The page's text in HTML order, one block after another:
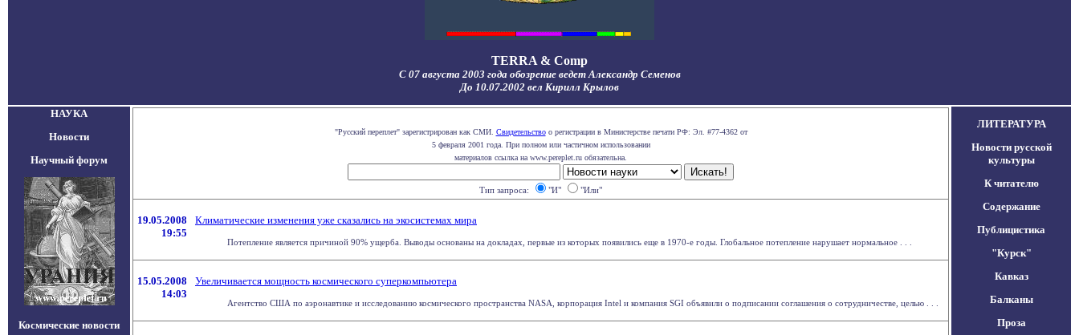
TERRA & Comp
С 07 августа 2003 года обозрение ведет Александр Семенов
До 10.07.2002 вел Кирилл Крылов
НАУКА
Новости
Научный форум
Космические новости
"Русский переплет" зарегистрирован как СМИ. Свидетельствоо регистрации в Министерстве печати РФ: Эл. #77-4362 от
5 февраля 2001 года. При полном или частичном использовании
материалов ссылка на www.pereplet.ru обязательна.
Тип запроса: "И" "Или"
19.05.2008
19:55
Климатические изменения уже сказались на экосистемах мира
Потепление является причиной 90% ущерба. Выводы основаны на докладах, первые из которых появились еще в 1970-е годы. Глобальное потепление нарушает нормальное . . .
15.05.2008
14:03
Увеличивается мощность космического суперкомпьютера
Агентство США по аэронавтике и исследованию космического пространства NАSА, корпорация Intel и компания SGI объявили о подписании соглашения о сотрудничестве, целью . . .
ЛИТЕРАТУРА
Новости русской
культуры
К читателю
Содержание
Публицистика
"Курск"
Кавказ
Балканы
Проза